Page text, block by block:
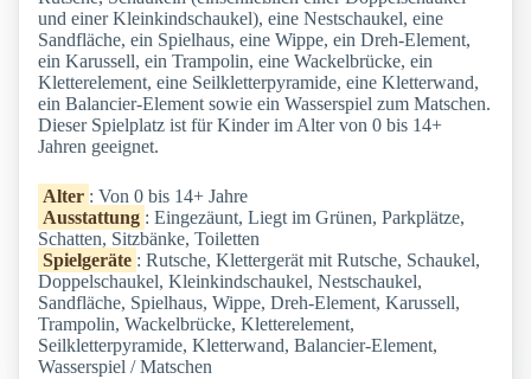
und einer Kleinkindschaukel), eine Nestschaukel, eine
Sandfläche, ein Spielhaus, eine Wippe, ein Dreh-Element,
ein Karussell, ein Trampolin, eine Wackelbrücke, ein
Kletterelement, eine Seilkletterpyramide, eine Kletterwand,
ein Balancier-Element sowie ein Wasserspiel zum Matschen.
Dieser Spielplatz ist für Kinder im Alter von 0 bis 14+
Jahren geeignet.
Alter : Von 0 bis 14+ Jahre
Ausstattung : Eingezäunt, Liegt im Grünen, Parkplätze,
Schatten, Sitzbänke, Toiletten
Spielgeräte : Rutsche, Klettergerät mit Rutsche, Schaukel,
Doppelschaukel, Kleinkindschaukel, Nestschaukel,
Sandfläche, Spielhaus, Wippe, Dreh-Element, Karussell,
Trampolin, Wackelbrücke, Kletterelement,
Seilkletterpyramide, Kletterwand, Balancier-Element,
Wasserspiel / Matschen